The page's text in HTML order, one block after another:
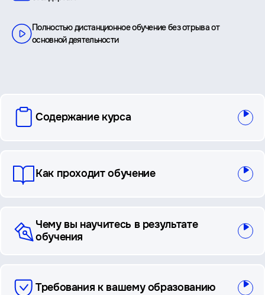
Полностью дистанционное обучение без отрыва от
основной деятельности
вопросы
Содержание курса
Как проходит обучение
Чему вы научитесь в результате
обучения
Требования к вашему образованию